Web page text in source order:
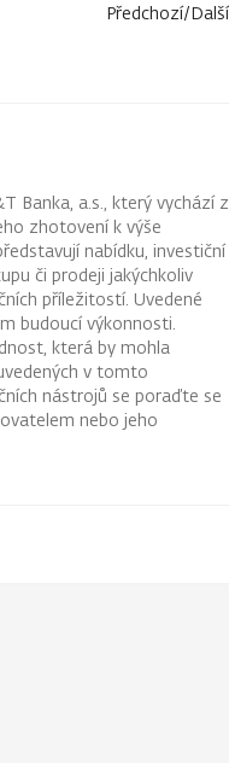
Předchozí/Další
Banka, a.s., který vychází z
zhotovení k výše
nabídku, investiční
či prodeji jakýchkoliv
příležitostí. Uvedené
budoucí výkonnosti.
která by mohla
v tomto
nástrojů se poraďte se
nebo jeho